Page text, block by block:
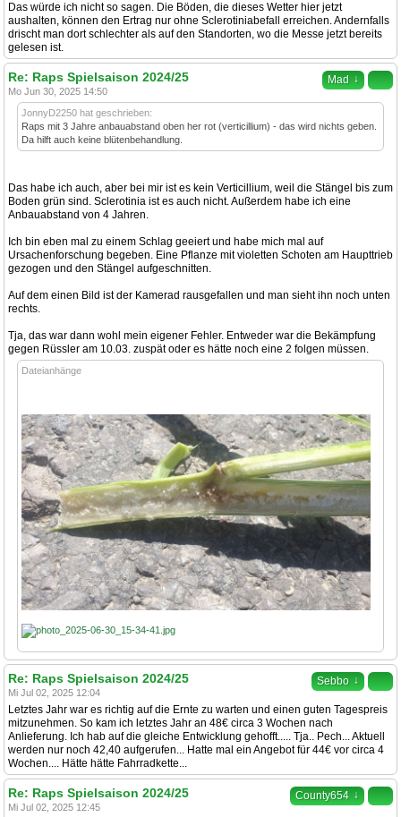
Das würde ich nicht so sagen. Die Böden, die dieses Wetter hier jetzt
aushalten, können den Ertrag nur ohne Sclerotiniabefall erreichen. Andernfalls
drischt man dort schlechter als auf den Standorten, wo die Messe jetzt bereits
gelesen ist.
Mad ↓
Re: Raps Spielsaison 2024/25
Mo Jun 30, 2025 14:50
JonnyD2250 hat geschrieben:
Raps mit 3 Jahre anbauabstand oben her rot (verticillium) - das wird nichts geben.
Da hilft auch keine blütenbehandlung.
Das habe ich auch, aber bei mir ist es kein Verticillium, weil die Stängel bis zum
Boden grün sind. Sclerotinia ist es auch nicht. Außerdem habe ich eine
Anbauabstand von 4 Jahren.
Ich bin eben mal zu einem Schlag geeiert und habe mich mal auf
Ursachenforschung begeben. Eine Pflanze mit violetten Schoten am Haupttrieb
gezogen und den Stängel aufgeschnitten.
Auf dem einen Bild ist der Kamerad rausgefallen und man sieht ihn noch unten
rechts.
Tja, das war dann wohl mein eigener Fehler. Entweder war die Bekämpfung
gegen Rüssler am 10.03. zuspät oder es hätte noch eine 2 folgen müssen.
Dateianhänge
Sebbo ↓
Re: Raps Spielsaison 2024/25
Mi Jul 02, 2025 12:04
Letztes Jahr war es richtig auf die Ernte zu warten und einen guten Tagespreis
mitzunehmen. So kam ich letztes Jahr an 48€ circa 3 Wochen nach
Anlieferung. Ich hab auf die gleiche Entwicklung gehofft..... Tja.. Pech... Aktuell
werden nur noch 42,40 aufgerufen... Hatte mal ein Angebot für 44€ vor circa 4
Wochen.... Hätte hätte Fahrradkette...
County654 ↓
Re: Raps Spielsaison 2024/25
Mi Jul 02, 2025 12:45